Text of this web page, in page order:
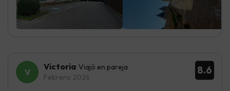
8.6
Victoria Viajó en pareja
Febrero 2026